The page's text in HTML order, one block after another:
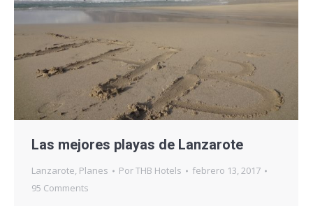
Las mejores playas de Lanzarote
Lanzarote, Planes PorTHB Hotels
febrero 13, 2017
95 Comments